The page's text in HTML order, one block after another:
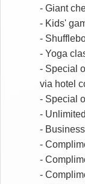
- Giant
- Kids'
-
- Yoga
- Special
via hotel
- Special
-
-
-
-
-